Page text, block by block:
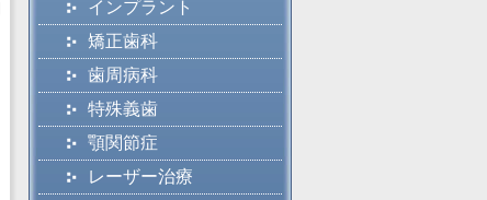
インプラント
矯正歯科
歯周病科
特殊義歯
顎関節症
レーザー治療